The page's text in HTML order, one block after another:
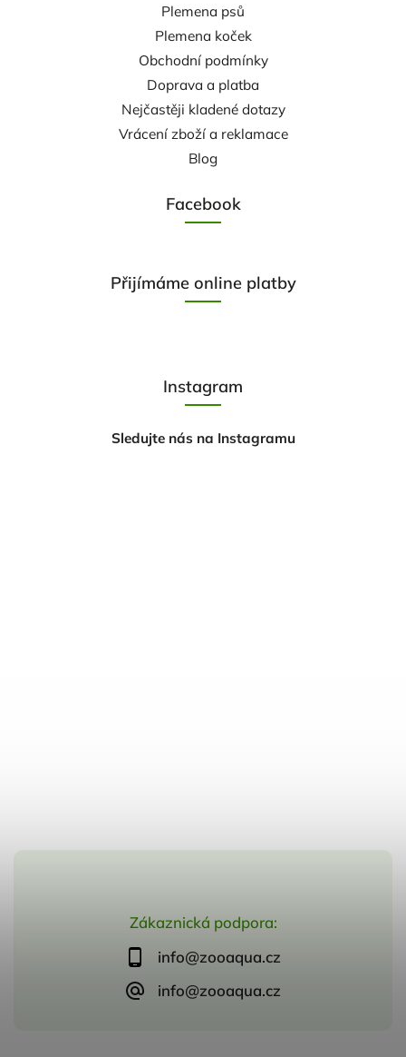
Zákaznická podpora:
info@zooaqua.cz
info@zooaqua.cz
Plemena psů
Plemena koček
Obchodní podmínky
Doprava a platba
Nejčastěji kladené dotazy
Vrácení zboží a reklamace
Blog
Facebook
Přijímáme online platby
Instagram
Sledujte nás na Instagramu